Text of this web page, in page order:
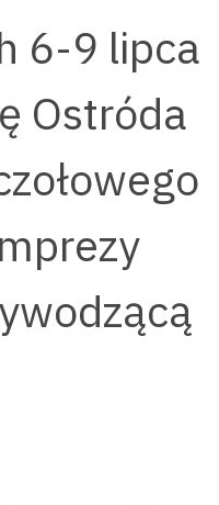
6-9 lipca
Ostróda